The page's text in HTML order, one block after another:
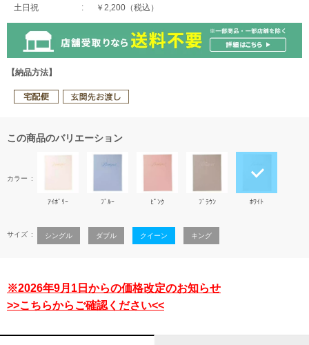
土日祝
￥2,200（税込）
【納品方法】
この商品のバリエーション
カラー
ｱｲﾎﾞﾘｰ ﾌﾞﾙｰ ﾋﾟﾝｸ ﾌﾞﾗｳﾝ ﾎﾜｲﾄ
サイズ シングル ダブル クイーン キング
※2026年9月1日からの価格改定のお知らせ
>>こちらからご確認ください<<